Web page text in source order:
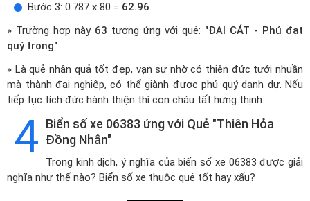
Bước 3: 0.787 x 80 = 62.96
» Trường hợp này 63 tương ứng với quẻ: "ĐẠI CÁT - Phú đạt
quý trọng"
» Là quẻ nhân quả tốt đẹp, vạn sự nhờ có thiên đức tưới nhuần
mà thành đại nghiệp, có thể giành được phú quý danh dự. Nếu
tiếp tục tích đức hành thiện thì con cháu tất hưng thịnh.
4 Biển số xe 06383 ứng với Quẻ "Thiên Hỏa
Đồng Nhân"
Trong kinh dịch, ý nghĩa của biển số xe 06383 được giải
nghĩa như thế nào? Biển số xe thuộc quẻ tốt hay xấu?